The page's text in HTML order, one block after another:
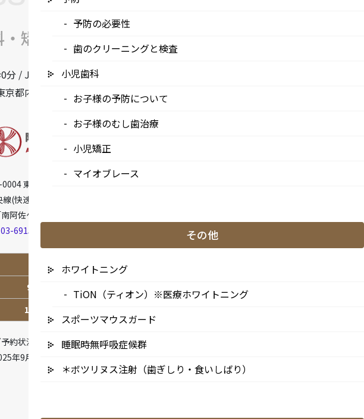
矯正歯科
/ JR中央/総武線「阿佐ケ谷駅」徒歩0分 / 東京メトロ丸ノ内線「南阿佐ケ
都内、隣接県や遠方からも患者様に来院頂きやすい環境といえます。
東京都杉並区阿佐谷南3-37-14 第二北原ビル3階
線(快速)「阿佐ケ谷駅」徒歩0分 / JR中央/総武線「阿佐ケ谷駅」徒歩0分 / 東京メトロ丸ノ
阿佐ケ谷駅」徒歩8分
03-6915-1315
診療時間 月
9:00-13:00
14:00-18:00
状況により診療を行わせて頂きます。
年9月より第2火曜日、第4火曜日は診療日となります。
予防の必要性
歯のクリーニングと検査
小児歯科
お子様の予防について
お子様のむし歯治療
小児矯正
マイオブレース
その他
ホワイトニング
TiON（ティオン）※医療ホワイトニング
スポーツマウスガード
睡眠時無呼吸症候群
＊ボツリヌス注射（歯ぎしり・食いしばり）